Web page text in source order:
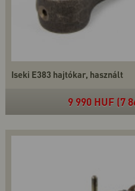
Iseki E383 hajtókar, használt
9 990 HUF (7